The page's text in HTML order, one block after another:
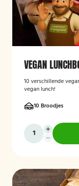
VEGAN
10 verschillende
vegan lunch!
10 Broodjes